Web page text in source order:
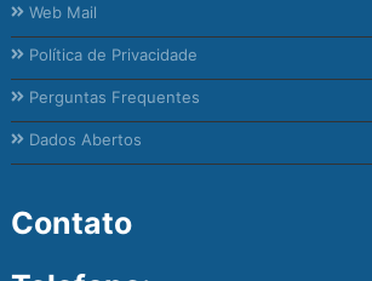
Web Mail
Política de Privacidade
Perguntas Frequentes
Dados Abertos
Contato